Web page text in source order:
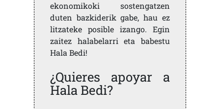
ekonomikoki sostengatzen
duten bazkiderik gabe, hau ez
litzateke posible izango. Egin
zaitez halabelarri eta babestu
Hala Bedi!
¿Quieres apoyar a
Hala Bedi?